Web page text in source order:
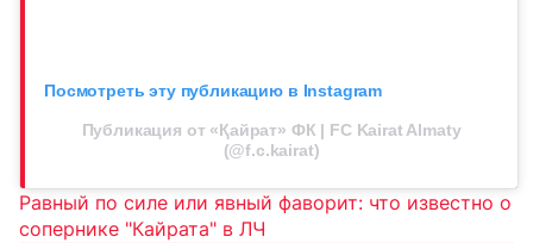
Посмотреть эту публикацию в Instagram
Публикация от «Қайрат» ФК | FC Kairat Almaty
(@f.c.kairat)
Равный по силе или явный фаворит: что известно о
сопернике "Кайрата" в ЛЧ